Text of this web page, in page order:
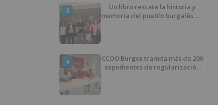
3
Un libro rescata la historia y
memoria del pueblo burgalés de
4
CCOO Burgos tramita más de 200
expedientes de regularización